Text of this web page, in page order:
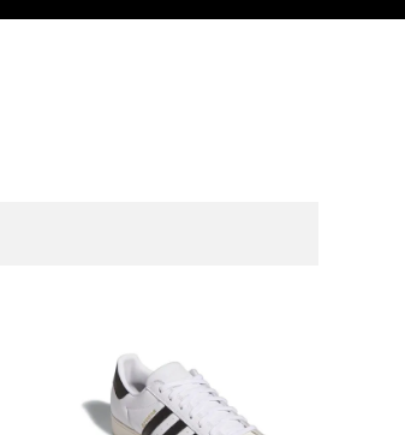
MAGENTA SKATEBOARDS